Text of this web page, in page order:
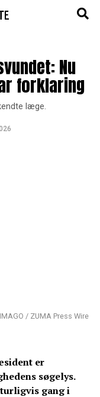
Nu
forklaring
læge.
/ ZUMA Press Wire
er
søgelys.
gang i